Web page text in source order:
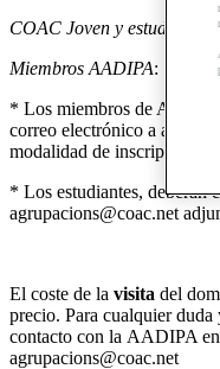
COAC Joven y estudiantes
Miembros AADIPA: 147 €
* Los miembros de
correo electrónico a
modalidad de inscripción.
* Los estudiantes, deberán
agrupacions@coac.net
El coste de la visita del
precio. Para cualquier
contacto con la AADIPA
agrupacions@coac.net